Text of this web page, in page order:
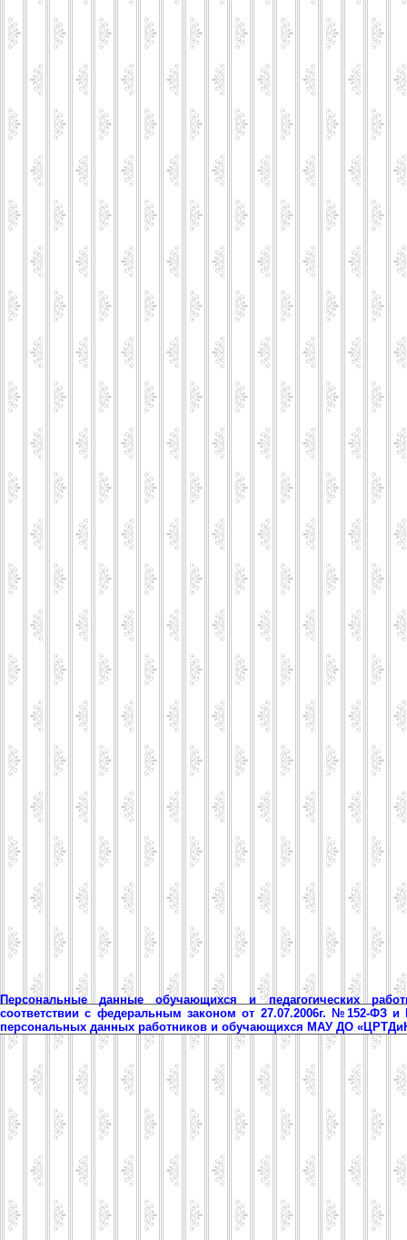
Персональные данные обучающихся и педагогических
соответствии с федеральным законом от 27.07.2006г. №152-ФЗ
персональных данных работников и обучающихся МАУ ДО